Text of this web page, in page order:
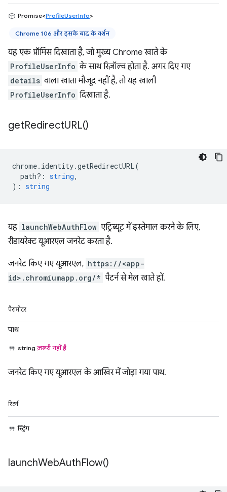
Promise<ProfileUserInfo>
Chrome 106 और इसके बाद के वर्शन
यह एक प्रॉमिस दिखाता है, जो मुख्य Chrome खाते के
ProfileUserInfo के साथ रिज़ॉल्व होता है. अगर दिए गए
details वाला खाता मौजूद नहीं है, तो यह खाली
ProfileUserInfo दिखाता है.
getRedirectURL()
chrome. identity.getRedirectURL(
path? : string,
) : string
यह launchWebAuthFlow एट्रिब्यूट में इस्तेमाल करने के लिए,
रीडायरेक्ट यूआरएल जनरेट करता है.
जनरेट किए गए यूआरएल, https://<app-
id>.chromiumapp.org/* पैटर्न से मेल खाते हों.
पैरामीटर
पाथ
stringज़रूरी नहीं है
जनरेट किए गए यूआरएल के आखिर में जोड़ा गया पाथ.
रिटर्न
स्ट्रिंग
launchWebAuthFlow()